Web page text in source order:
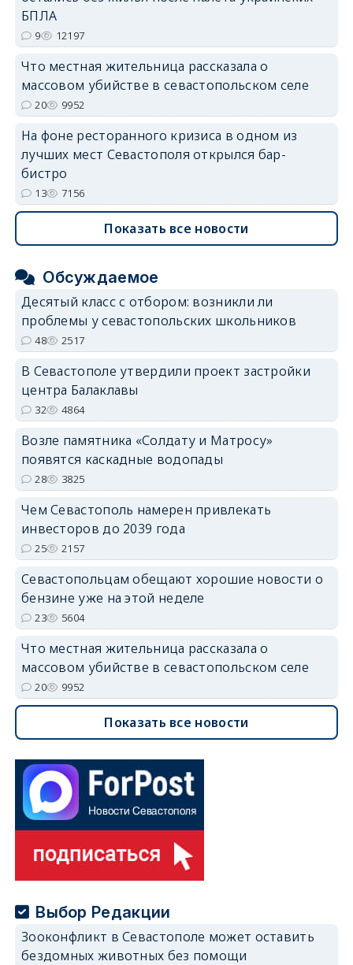
БПЛА
9 12197
Что местная жительница рассказала о
массовом убийстве в севастопольском селе
20 9952
На фоне ресторанного кризиса в одном из
лучших мест Севастополя открылся бар-
бистро
13 7156
Показать все новости
Обсуждаемое
Десятый класс с отбором: возникли ли
проблемы у севастопольских школьников
48 2517
В Севастополе утвердили проект застройки
центра Балаклавы
32 4864
Возле памятника «Солдату и Матросу»
появятся каскадные водопады
28 3825
Чем Севастополь намерен привлекать
инвесторов до 2039 года
25 2157
Севастопольцам обещают хорошие новости о
бензине уже на этой неделе
23 5604
Что местная жительница рассказала о
массовом убийстве в севастопольском селе
20 9952
Показать все новости
Выбор Редакции
Зооконфликт в Севастополе может оставить
бездомных животных без помощи